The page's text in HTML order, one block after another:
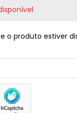
o produto estiver